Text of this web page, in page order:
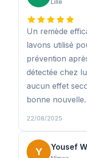
Un remède
lavons utilisé
prévention
détectée chez
aucun effet
bonne nouvelle.
22/08/2025
Y Yousef